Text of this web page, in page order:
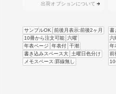
出荷オプションについて
サンプルOK
前後月表示:前後2ヶ月
10冊から注文可能 六曜
年表ページ
年表付 干潮
書き込みスペース大
土曜日色分け
メモスペース:罫線無し
書
六
年
前